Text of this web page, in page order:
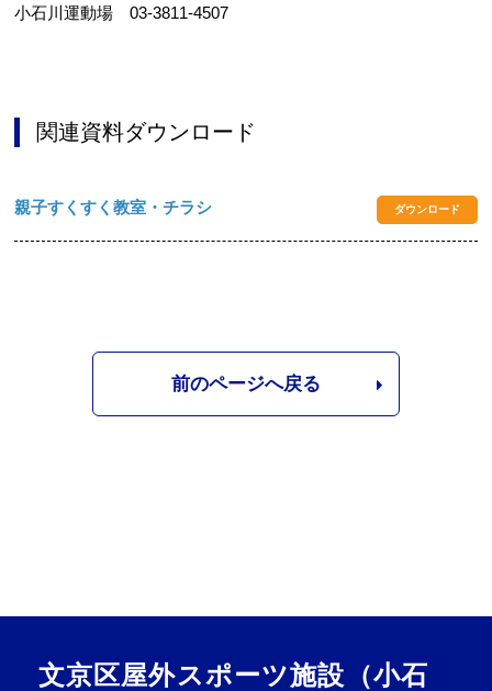
小石川運動場 03-3811-4507
関連資料ダウンロード
親子すくすく教室・チラシ ダウンロード
前のページへ戻る
文京区屋外スポーツ施設（小石